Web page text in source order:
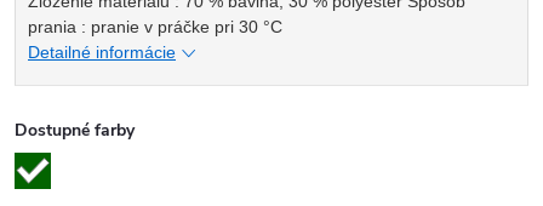
prania : pranie v práčke pri 30 °C
Detailné informácie
Dostupné farby